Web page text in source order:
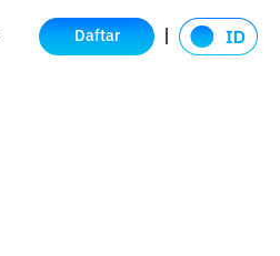
Daftar